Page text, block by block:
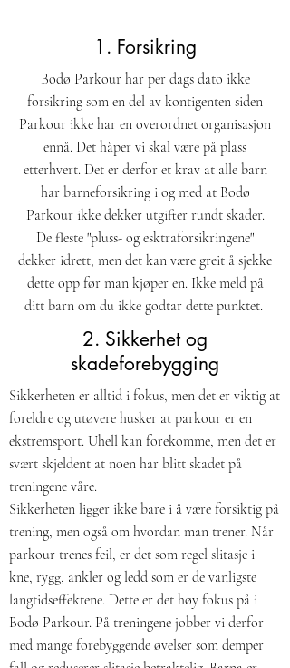
1. Forsikring
Bodø Parkour har per dags dato ikke
forsikring som en del av kontigenten siden
Parkour ikke har en overordnet organisasjon
ennå. Det håper vi skal være på plass
etterhvert. Det er derfor et krav at alle barn
har barneforsikring i og med at Bodø
Parkour ikke dekker utgifter rundt skader.
De fleste "pluss- og esktraforsikringene"
dekker idrett, men det kan være greit å sjekke
dette opp før man kjøper en. Ikke meld på
ditt barn om du ikke godtar dette punktet.
2. Sikkerhet og
skadeforebygging
Sikkerheten er alltid i fokus, men det er viktig at
foreldre og utøvere husker at parkour er en
ekstremsport. Uhell kan forekomme, men det er
svært skjeldent at noen har blitt skadet på
treningene våre.
Sikkerheten ligger ikke bare i å være forsiktig på
trening, men også om hvordan man trener. Når
parkour trenes feil, er det som regel slitasje i
kne, rygg, ankler og ledd som er de vanligste
langtidseffektene. Dette er det høy fokus på i
Bodø Parkour. På treningene jobber vi derfor
med mange forebyggende øvelser som demper